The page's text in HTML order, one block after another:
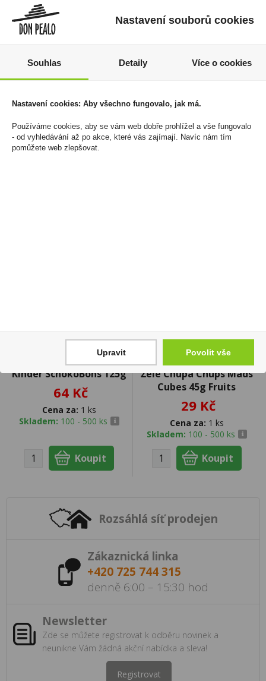
Doutníky Davidoff
999 Kč
Cena za:krabičku (6 ks)
Vuse PRO One Pen 1000
18mg/ml
Kinder SchokoBons 125g
64 Kč
Cena za: 1 ks
Skladem: 100 - 500 ks
Želé Chupa Chups Mads
Cubes 45g Fruits
29 Kč
Cena za: 1 ks
Skladem: 100 - 500 ks
Rozsáhlá síť prodejen
Zákaznická linka
+420 725 744 315
denně 6:00 – 15:30 hod
Newsletter
Zde se můžete registrovat k odběru novinek a
neunikne Vám žádná akční nabídka a sleva!
Registrovat
Nastavení souborů cookies
Souhlas Detaily Více o cookies
Nastavení cookies: Aby všechno fungovalo, jak má.
Používáme cookies, aby se vám web dobře prohlížel a vše fungovalo
- od vyhledávání až po akce, které vás zajímají. Navíc nám tím
pomůžete web zlepšovat.
Upravit Povolit vše